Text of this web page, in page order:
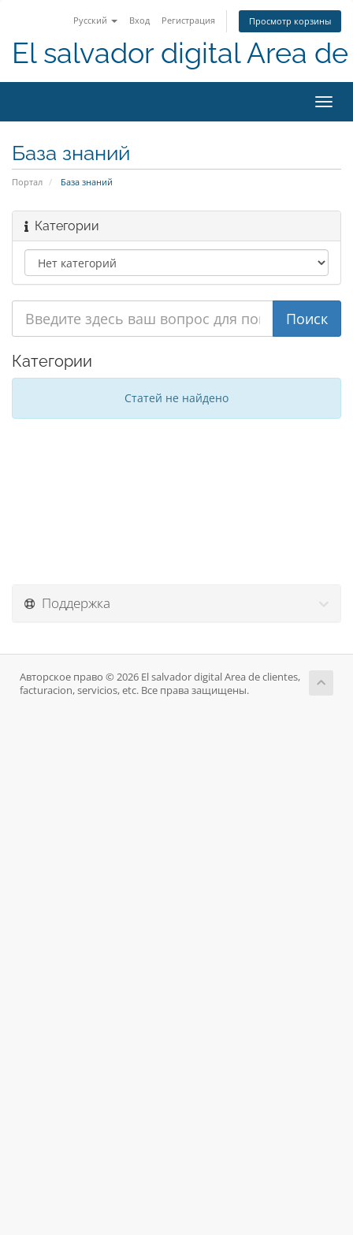
Русский Вход Регистрация Просмотр корзины
El salvador digital Area
База знаний
Портал База знаний
Категории
Категории
Статей не найдено
Поддержка
Авторское право © 2026 El salvador digital Area de clientes,
facturacion, servicios, etc. Все права защищены.